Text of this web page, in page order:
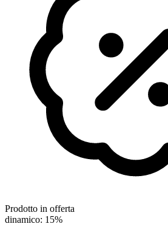
Prodotto in offerta
dinamico: 15%